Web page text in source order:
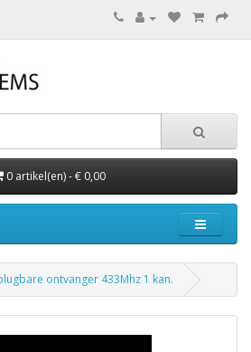
0 artikel(en) - € 0,00
ontvanger 433Mhz 1 kan.